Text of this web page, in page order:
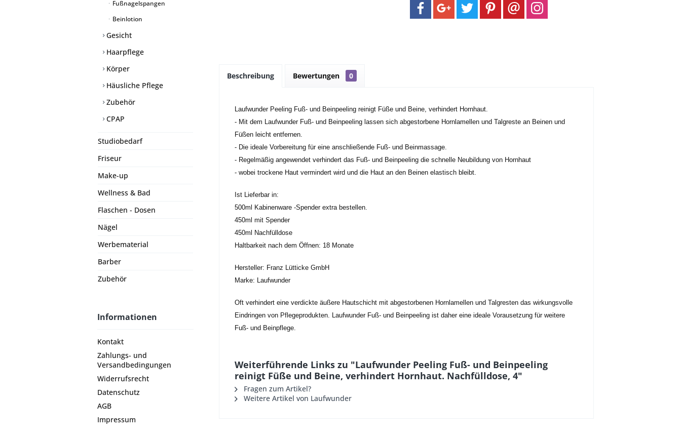
Fußnagelspangen
Beinlotion
Gesicht
Haarpflege
Körper
Häusliche Pflege
Zubehör
CPAP
Studiobedarf
Friseur
Make-up
Wellness & Bad
Flaschen - Dosen
Nägel
Werbematerial
Barber
Zubehör
Informationen
Kontakt
Zahlungs- und
Versandbedingungen
Widerrufsrecht
Datenschutz
AGB
Impressum
Beschreibung Bewertungen 0
Laufwunder Peeling Fuß- und Beinpeeling reinigt Füße und Beine, verhindert Hornhaut.
- Mit dem Laufwunder Fuß- und Beinpeeling lassen sich abgestorbene Hornlamellen und Talgreste an Beinen und
Füßen leicht entfernen.
- Die ideale Vorbereitung für eine anschließende Fuß- und Beinmassage.
- Regelmäßig angewendet verhindert das Fuß- und Beinpeeling die schnelle Neubildung von Hornhaut
- wobei trockene Haut vermindert wird und die Haut an den Beinen elastisch bleibt.
Ist Lieferbar in:
500ml Kabinenware -Spender extra bestellen.
450ml mit Spender
450ml Nachfülldose
Haltbarkeit nach dem Öffnen: 18 Monate
Hersteller: Franz Lütticke GmbH
Marke: Laufwunder
Oft verhindert eine verdickte äußere Hautschicht mit abgestorbenen Hornlamellen und Talgresten das wirkungsvolle
Eindringen von Pflegeprodukten. Laufwunder Fuß- und Beinpeeling ist daher eine ideale Vorausetzung für weitere
Fuß- und Beinpflege.
Weiterführende Links zu "Laufwunder Peeling Fuß- und Beinpeeling
reinigt Füße und Beine, verhindert Hornhaut. Nachfülldose, 4"
Fragen zum Artikel?
Weitere Artikel von Laufwunder